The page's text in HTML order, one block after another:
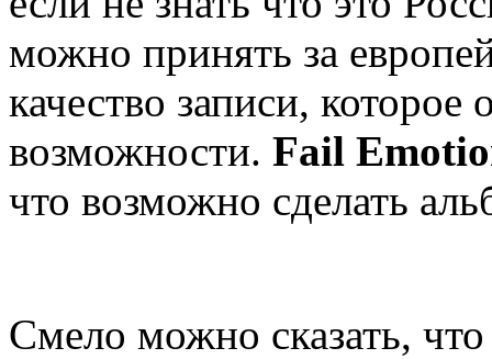
можно принять за
качество записи,
возможности. Fail
что возможно сделать
Смело можно сказать,